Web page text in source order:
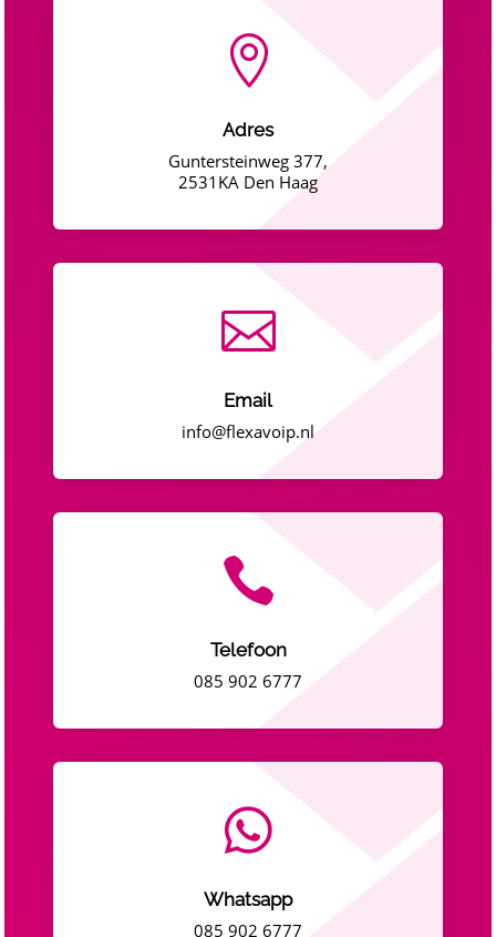

Adres
Guntersteinweg 377,
2531KA Den Haag

Email
info@flexavoip.nl

Telefoon
085 902 6777

Whatsapp
085 902 6777